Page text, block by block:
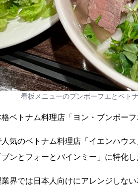
看板メニューのブンボーフエとベト
ベトナム料理店「ヨン・ブンボー
気のベトナム料理店「イエンハウ
ンとフォーとバインミー」に特化し
界では日本人向けにアレンジしな